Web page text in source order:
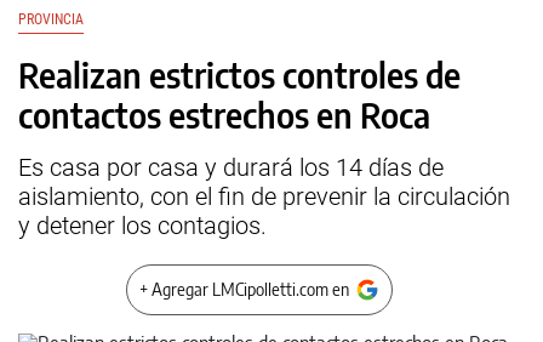
PROVINCIA
Realizan estrictos controles de
contactos estrechos en Roca
Es casa por casa y durará los 14 días de
aislamiento, con el fin de prevenir la circulación
y detener los contagios.
+ Agregar LMCipolletti.com en